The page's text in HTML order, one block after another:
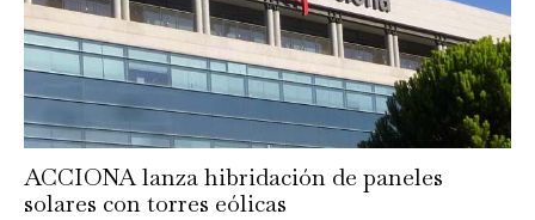
ACCIONA lanza hibridación de paneles
solares con torres eólicas